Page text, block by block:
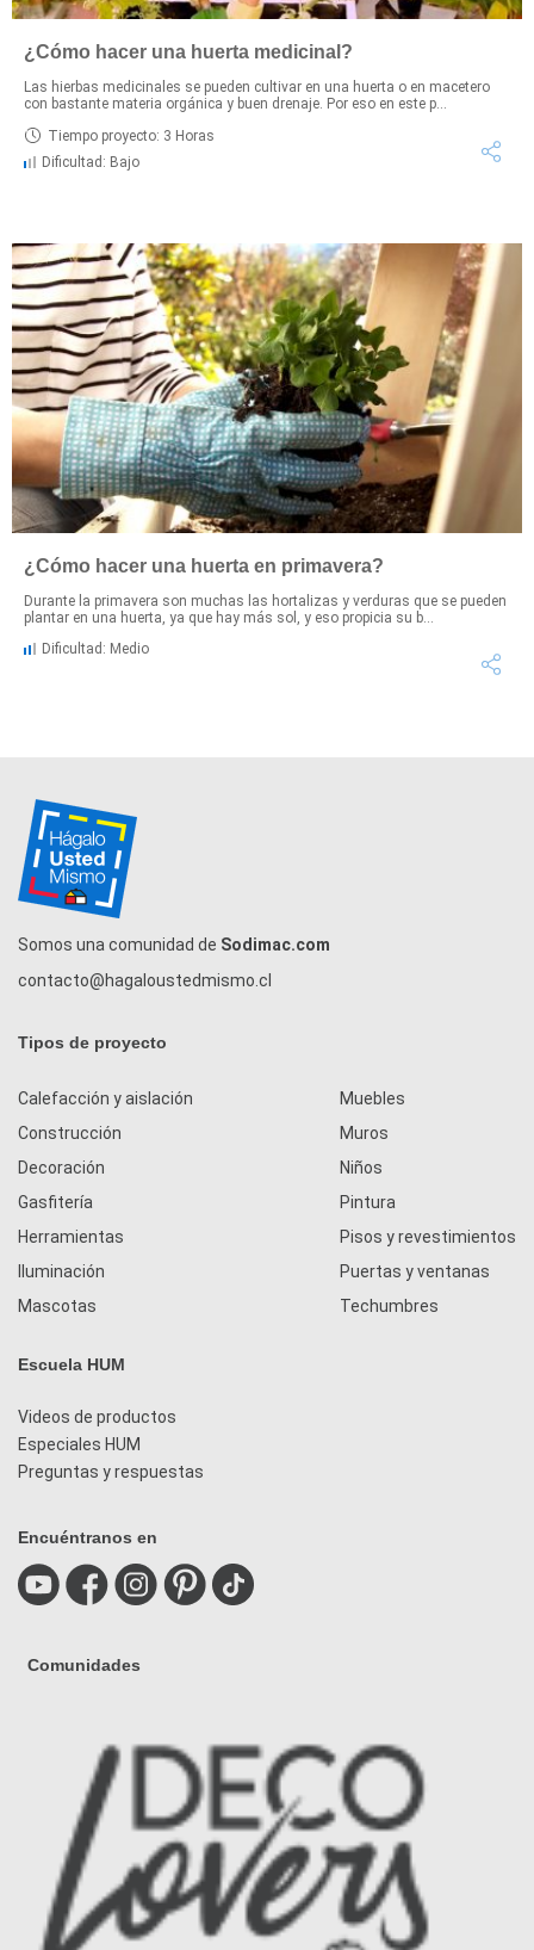
¿Cómo hacer una huerta medicinal?
Las hierbas medicinales se pueden cultivar en una huerta o en macetero
con bastante materia orgánica y buen drenaje. Por eso en este p...
Tiempo proyecto: 3 Horas
Dificultad: Bajo
¿Cómo hacer una huerta en primavera?
Durante la primavera son muchas las hortalizas y verduras que se pueden
plantar en una huerta, ya que hay más sol, y eso propicia su b...
Dificultad: Medio
Somos una comunidad de Sodimac.com
contacto@hagaloustedmismo.cl
Tipos de proyecto
Calefacción y aislación
Construcción
Decoración
Gasfitería
Herramientas
Iluminación
Mascotas
Muebles
Muros
Niños
Pintura
Pisos y revestimientos
Puertas y ventanas
Techumbres
Escuela HUM
Videos de productos
Especiales HUM
Preguntas y respuestas
Encuéntranos en
Comunidades